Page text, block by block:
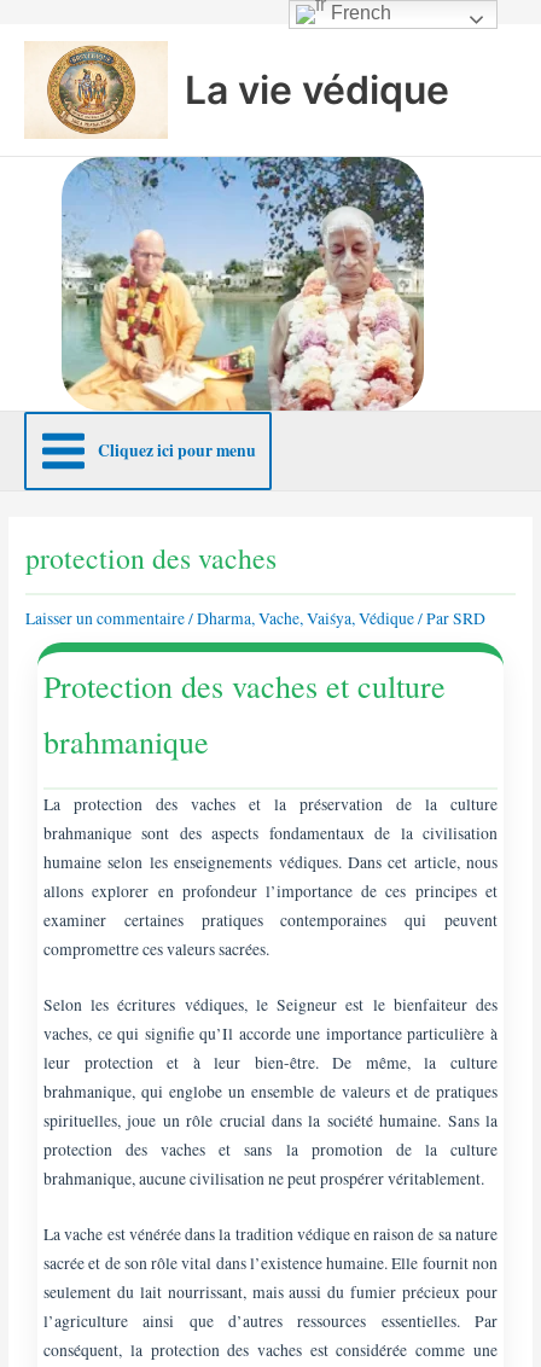
contenu
La vie védique
Cliquez ici pour menu
protection des vaches
Laisser un commentaire/Dharma,Vache,Vaiśya,Védique/ ParSRD
Protection des vaches et culture
brahmanique
La protection des vaches et la préservation de la culture
brahmanique sont des aspects fondamentaux de la civilisation
humaine selon les enseignements védiques. Dans cet article, nous
allons explorer en profondeur l’importance de ces principes et
examiner certaines pratiques contemporaines qui peuvent
compromettre ces valeurs sacrées.
Selon les écritures védiques, le Seigneur est le bienfaiteur des
vaches, ce qui signifie qu’Il accorde une importance particulière à
leur protection et à leur bien-être. De même, la culture
brahmanique, qui englobe un ensemble de valeurs et de pratiques
spirituelles, joue un rôle crucial dans la société humaine. Sans la
protection des vaches et sans la promotion de la culture
brahmanique, aucune civilisation ne peut prospérer véritablement.
La vache est vénérée dans la tradition védique en raison de sa nature
sacrée et de son rôle vital dans l’existence humaine. Elle fournit non
seulement du lait nourrissant, mais aussi du fumier précieux pour
l’agriculture ainsi que d’autres ressources essentielles. Par
conséquent, la protection des vaches est considérée comme une
French